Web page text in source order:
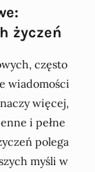
życzeń
często
wiadomości
więcej,
i pełne
polega
myśli w